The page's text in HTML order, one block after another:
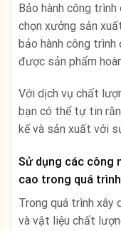
Bảo hành công
chọn xưởng sản
bảo hành công trình
được sản phẩm
Với dịch vụ chất
bạn có thể tự tin
kế và sản xuất với
Sử dụng các công
cao trong quá
Trong quá trình xây
và vật liệu chất